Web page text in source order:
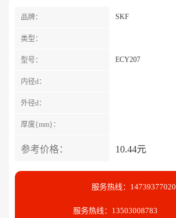
品牌： SKF
类型：
型号： ECY207
内径d：
外径d：
厚度{mm}：
参考价格： 10.44元
服务热线：14739377020
服务热线：13503008783